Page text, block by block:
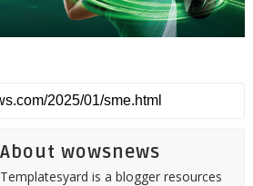
About wowsnews
Templatesyard is a blogger resources